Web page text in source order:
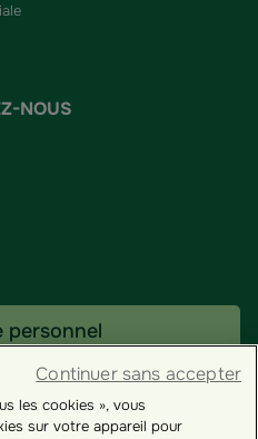
NOUS
personnel
fonds
les cookies », vous
sur votre appareil pour
Continuer sans accepter